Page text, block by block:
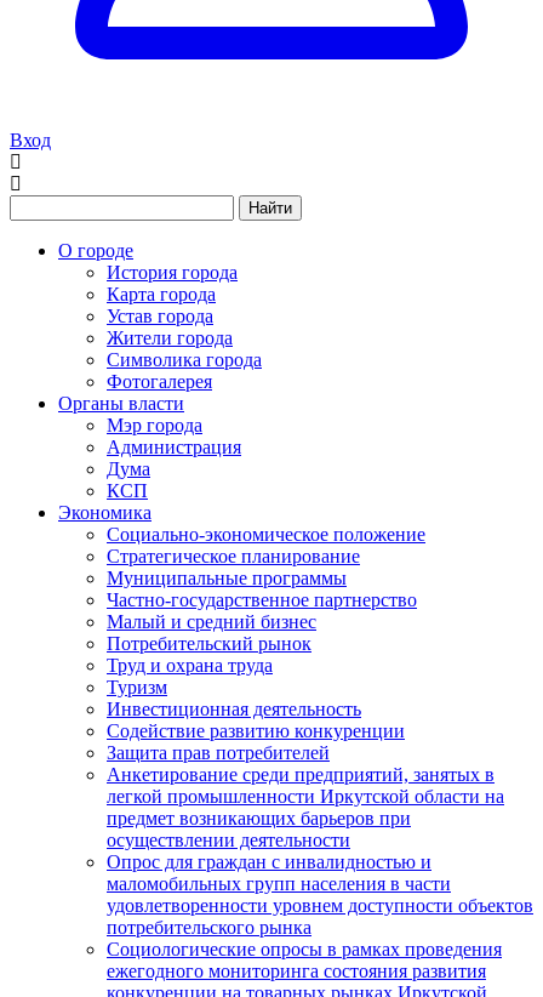
Вход
Найти
О городе
История города
Карта города
Устав города
Жители города
Символика города
Фотогалерея
Органы власти
Мэр города
Администрация
Дума
КСП
Экономика
Социально-экономическое положение
Стратегическое планирование
Муниципальные программы
Частно-государственное партнерство
Малый и средний бизнес
Потребительский рынок
Труд и охрана труда
Туризм
Инвестиционная деятельность
Содействие развитию конкуренции
Защита прав потребителей
Анкетирование среди предприятий, занятых в
легкой промышленности Иркутской области на
предмет возникающих барьеров при
осуществлении деятельности
Опрос для граждан с инвалидностью и
маломобильных групп населения в части
удовлетворенности уровнем доступности объектов
потребительского рынка
Социологические опросы в рамках проведения
ежегодного мониторинга состояния развития
конкуренции на товарных рынках Иркутской